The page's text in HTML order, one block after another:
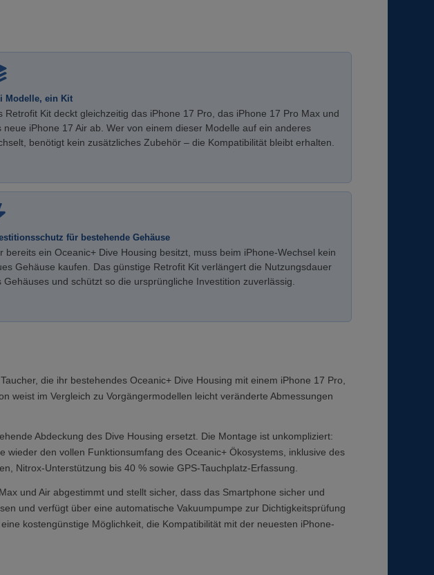
Modelle, ein Kit
Retrofit Kit deckt gleichzeitig das iPhone 17 Pro, das iPhone 17 Pro Max und
neue iPhone 17 Air ab. Wer von einem dieser Modelle auf ein anderes
benötigt kein zusätzliches Zubehör – die Kompatibilität bleibt erhalten.
für bestehende Gehäuse
bereits ein Oceanic+ Dive Housing besitzt, muss beim iPhone-Wechsel kein
Gehäuse kaufen. Das günstige Retrofit Kit verlängert die Nutzungsdauer
Gehäuses und schützt so die ursprüngliche Investition zuverlässig.
die ihr bestehendes Oceanic+ Dive Housing mit einem iPhone 17 Pro,
weist im Vergleich zu Vorgängermodellen leicht veränderte Abmessungen
Abdeckung des Dive Housing ersetzt. Die Montage ist unkompliziert:
den vollen Funktionsumfang des Oceanic+ Ökosystems, inklusive des
Nitrox-Unterstützung bis 40 % sowie GPS-Tauchplatz-Erfassung.
und Air abgestimmt und stellt sicher, dass das Smartphone sicher und
und verfügt über eine automatische Vakuumpumpe zur Dichtigkeitsprüfung
kostengünstige Möglichkeit, die Kompatibilität mit der neuesten iPhone-